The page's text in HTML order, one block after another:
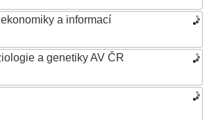
a informací
a genetiky AV ČR